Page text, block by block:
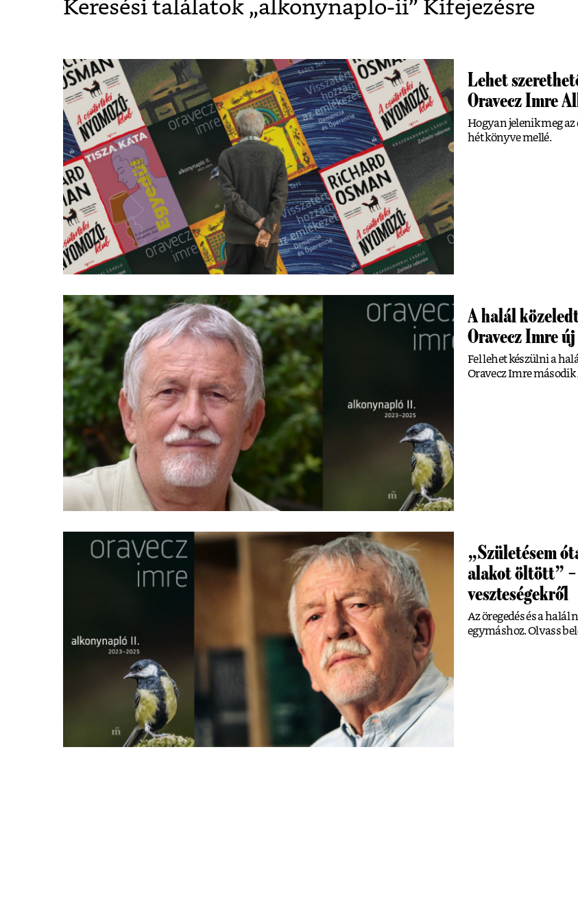
Keresési találatok „alkonynaplo-ii” Kifejezésre
Lehet
Oravecz Imre
Hogyan jelenik meg
hét könyve mellé.
A halál
Oravecz Imre
Fel lehet készülni a
Oravecz Imre
„Születésem
alakot öltött” –
veszteségekről
Az öregedés és a halál
egymáshoz. Olvass